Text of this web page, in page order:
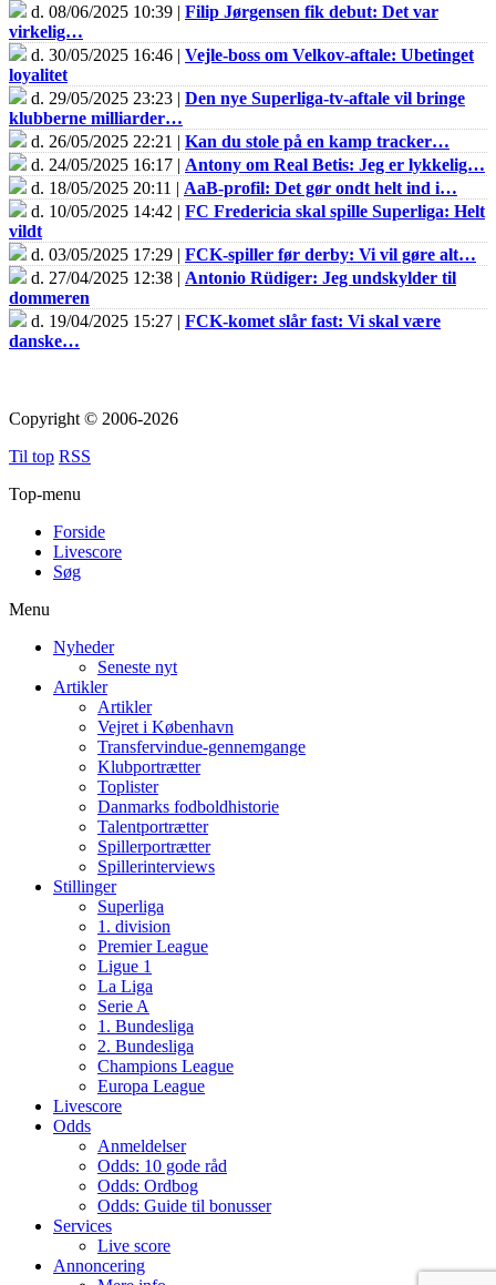
d. 08/06/2025 10:39 | Filip Jørgensen fik debut: Det var
virkelig…
d. 30/05/2025 16:46 | Vejle-boss om Velkov-aftale: Ubetinget
loyalitet
d. 29/05/2025 23:23 | Den nye Superliga-tv-aftale vil bringe
klubberne milliarder…
d. 26/05/2025 22:21 | Kan du stole på en kamp tracker…
d. 24/05/2025 16:17 | Antony om Real Betis: Jeg er lykkelig…
d. 18/05/2025 20:11 | AaB-profil: Det gør ondt helt ind i…
d. 10/05/2025 14:42 | FC Fredericia skal spille Superliga: Helt
vildt
d. 03/05/2025 17:29 | FCK-spiller før derby: Vi vil gøre alt…
d. 27/04/2025 12:38 | Antonio Rüdiger: Jeg undskylder til
dommeren
d. 19/04/2025 15:27 | FCK-komet slår fast: Vi skal være
danske…
Copyright © 2006-2026
Til top RSS
Top-menu
Forside
Livescore
Søg
Menu
Nyheder
Seneste nyt
Artikler
Artikler
Vejret i København
Transfervindue-gennemgange
Klubportrætter
Toplister
Danmarks fodboldhistorie
Talentportrætter
Spillerportrætter
Spillerinterviews
Stillinger
Superliga
1. division
Premier League
Ligue 1
La Liga
Serie A
1. Bundesliga
2. Bundesliga
Champions League
Europa League
Livescore
Odds
Anmeldelser
Odds: 10 gode råd
Odds: Ordbog
Odds: Guide til bonusser
Services
Live score
Annoncering